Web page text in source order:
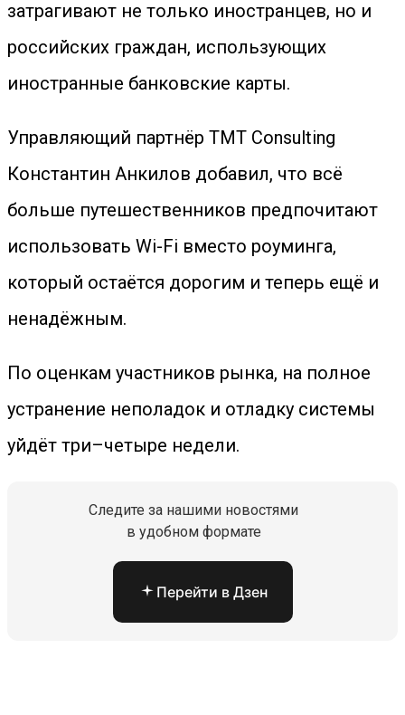
затрагивают не только иностранцев, но и
российских граждан, использующих
иностранные банковские карты.
Управляющий партнёр TMT Consulting
Константин Анкилов добавил, что всё
больше путешественников предпочитают
использовать Wi-Fi вместо роуминга,
который остаётся дорогим и теперь ещё и
ненадёжным.
По оценкам участников рынка, на полное
устранение неполадок и отладку системы
уйдёт три–четыре недели.
Следите за нашими новостями
в удобном формате
Перейти в Дзен